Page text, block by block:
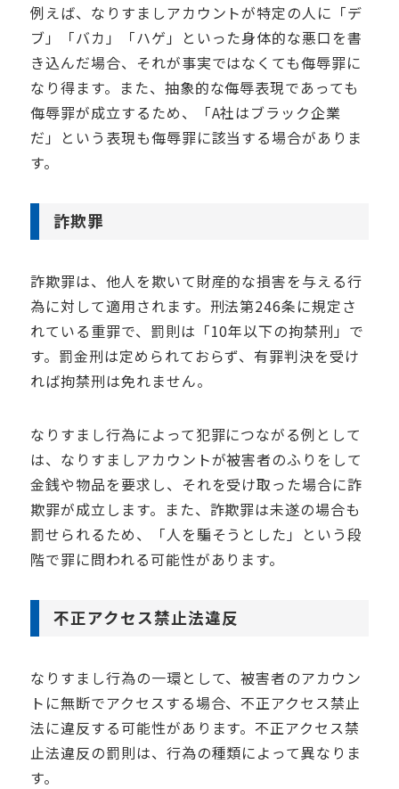
例えば、なりすましアカウントが特定の人に「デ
ブ」「バカ」「ハゲ」といった身体的な悪口を書
き込んだ場合、それが事実ではなくても侮辱罪に
なり得ます。また、抽象的な侮辱表現であっても
侮辱罪が成立するため、「A社はブラック企業
だ」という表現も侮辱罪に該当する場合がありま
す。
詐欺罪
詐欺罪は、他人を欺いて財産的な損害を与える行
為に対して適用されます。刑法第246条に規定さ
れている重罪で、罰則は「10年以下の拘禁刑」で
す。罰金刑は定められておらず、有罪判決を受け
れば拘禁刑は免れません。
なりすまし行為によって犯罪につながる例として
は、なりすましアカウントが被害者のふりをして
金銭や物品を要求し、それを受け取った場合に詐
欺罪が成立します。また、詐欺罪は未遂の場合も
罰せられるため、「人を騙そうとした」という段
階で罪に問われる可能性があります。
不正アクセス禁止法違反
なりすまし行為の一環として、被害者のアカウン
トに無断でアクセスする場合、不正アクセス禁止
法に違反する可能性があります。不正アクセス禁
止法違反の罰則は、行為の種類によって異なりま
す。